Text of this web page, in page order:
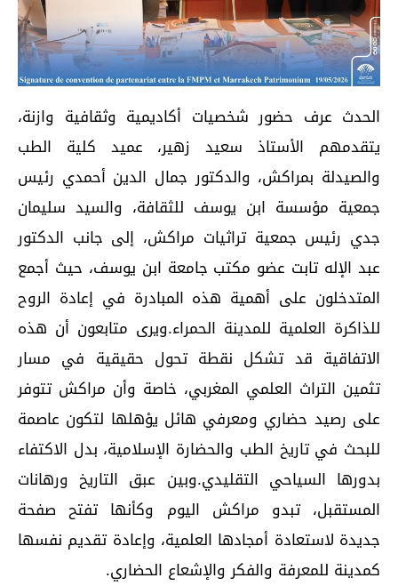
الحدث عرف حضور شخصيات أكاديمية وثقافية وازنة،
يتقدمهم الأستاذ سعيد زهير، عميد كلية الطب
والصيدلة بمراكش، والدكتور جمال الدين أحمدي رئيس
جمعية مؤسسة ابن يوسف للثقافة، والسيد سليمان
جدي رئيس جمعية تراثيات مراكش، إلى جانب الدكتور
عبد الإله تابت عضو مكتب جامعة ابن يوسف، حيث أجمع
المتدخلون على أهمية هذه المبادرة في إعادة الروح
للذاكرة العلمية للمدينة الحمراء.ويرى متابعون أن هذه
الاتفاقية قد تشكل نقطة تحول حقيقية في مسار
تثمين التراث العلمي المغربي، خاصة وأن مراكش تتوفر
على رصيد حضاري ومعرفي هائل يؤهلها لتكون عاصمة
للبحث في تاريخ الطب والحضارة الإسلامية، بدل الاكتفاء
بدورها السياحي التقليدي.وبين عبق التاريخ ورهانات
المستقبل، تبدو مراكش اليوم وكأنها تفتح صفحة
جديدة لاستعادة أمجادها العلمية، وإعادة تقديم نفسها
كمدينة للمعرفة والفكر والإشعاع الحضاري.